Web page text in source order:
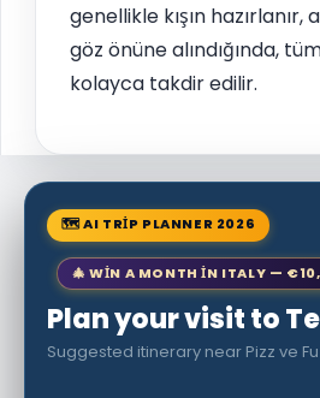
genellikle kışın
göz önüne alındığında,
kolayca takdir edilir.
🗺 AI TRIP PLANNER 2026
🎄 WIN A MONTH IN ITALY —
Plan your visit to
Suggested itinerary near Pizz ve Fu